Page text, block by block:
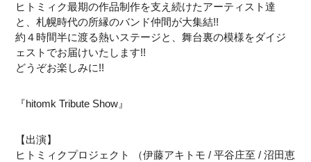
ヒトミィク最期の作品制作を支え続けたアーティスト達
と、札幌時代の所縁のバンド仲間が大集結!!
約４時間半に渡る熱いステージと、舞台裏の模様をダイジ
ェストでお届けいたします!!
どうぞお楽しみに!!
『hitomk Tribute Show』
【出演】
ヒトミィクプロジェクト （伊藤アキトモ / 平谷庄至 / 沼田恵